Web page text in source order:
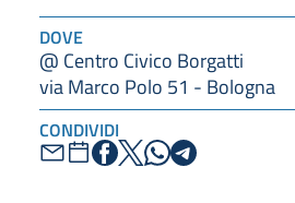
DOVE
@ Centro Civico Borgatti
via Marco Polo 51 - Bologna
CONDIVIDI